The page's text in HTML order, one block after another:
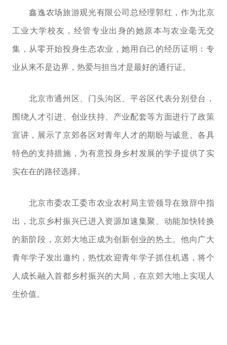
鑫逸农场旅游观光有限公司总经理郭红，作为北京
工业大学校友，经管专业出身的她原本与农业毫无交
集，从零开始投身生态农业，她用自己的经历证明：专
业从来不是边界，热爱与担当才是最好的通行证。
北京市通州区、门头沟区、平谷区代表分别登台，
围绕人才引进、创业扶持、产业配套等方面进行了政策
宣讲，展示了京郊各区对青年人才的期盼与诚意。各具
特色的支持措施，为有意投身乡村发展的学子提供了实
实在在的路径选择。
北京市委农工委市农业农村局主管领导在致辞中指
出，北京乡村振兴已进入资源加速集聚、动能加快转换
的新阶段，京郊大地正成为创新创业的热土。他向广大
青年学子发出邀约，热忱欢迎青年学子抓住机遇，将个
人成长融入首都乡村振兴的大局，在京郊大地上实现人
生价值。